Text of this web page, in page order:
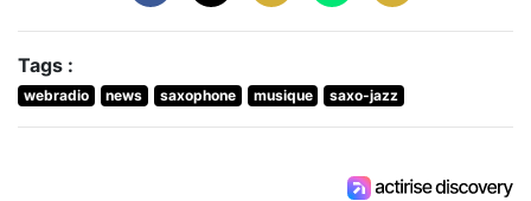
Tags :
webradio news saxophone musique saxo-jazz